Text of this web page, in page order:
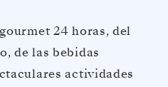
24 horas, del
de las bebidas
actividades